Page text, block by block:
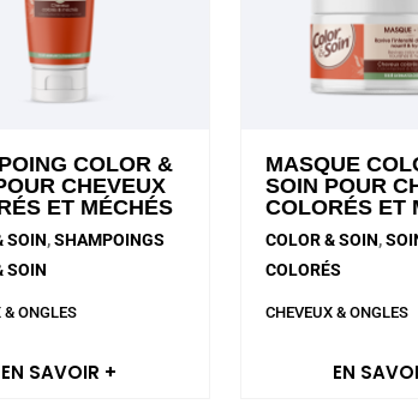
COLOR &
CHEVEUX
ET MÉCHÉS
SOIN,SHAMPOINGS
SOIN
& ONGLES
EN SAVOIR +
MASQUE
SOIN POUR
COLORÉS ET
COLOR & SOIN,
COLORÉS
CHEVEUX & ONGLES
EN